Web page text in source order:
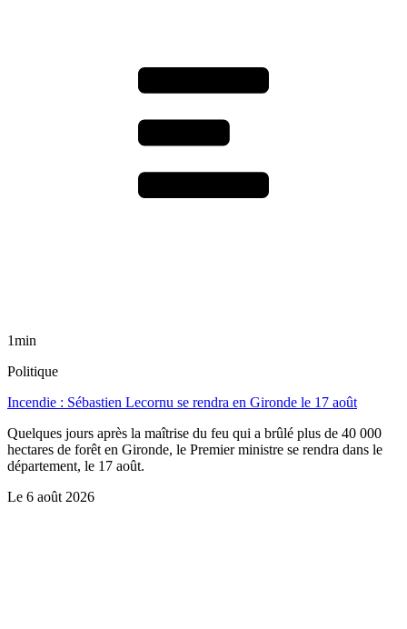
1min
Politique
Incendie : Sébastien Lecornu se rendra en Gironde le 17 août
Quelques jours après la maîtrise du feu qui a brûlé plus de 40 000
hectares de forêt en Gironde, le Premier ministre se rendra dans le
département, le 17 août.
Le 6 août 2026